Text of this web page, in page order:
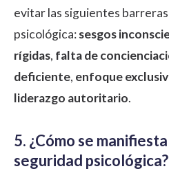
evitar las siguientes
psicológica:sesgos
rígidas, falta de
deficiente, enfoque
liderazgo autoritario.
5. ¿Cómo se
seguridad psicológica?